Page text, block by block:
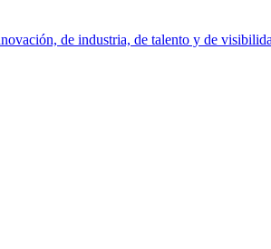
de industria, de talento y de